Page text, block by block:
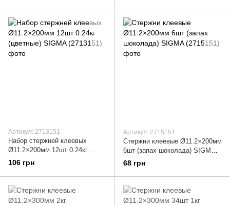
Артикул: 2713151
Набор стержней клеевых
Ø11.2×200мм 12шт 0.24кг
(цветные) SIGMA (2713151)
106 грн
Артикул: 2715151
Стержни клеевые Ø11.2×200мм
6шт (запах шоколада) SIGMA
(2715151)
68 грн